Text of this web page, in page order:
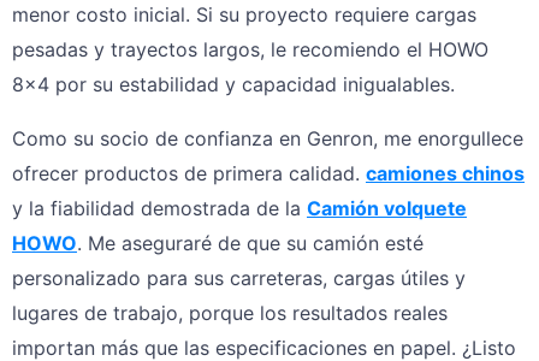
menor costo inicial. Si su proyecto requiere cargas
pesadas y trayectos largos, le recomiendo el HOWO
8×4 por su estabilidad y capacidad inigualables.
Como su socio de confianza en Genron, me enorgullece
ofrecer productos de primera calidad. camiones chinos
y la fiabilidad demostrada de la Camión volquete
HOWO. Me aseguraré de que su camión esté
personalizado para sus carreteras, cargas útiles y
lugares de trabajo, porque los resultados reales
importan más que las especificaciones en papel. ¿Listo